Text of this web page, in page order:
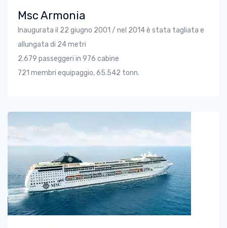
Msc Armonia
Inaugurata il 22 giugno 2001 / nel 2014 è stata tagliata e
allungata di 24 metri
2.679 passeggeri in 976 cabine
721 membri equipaggio, 65.542 tonn.